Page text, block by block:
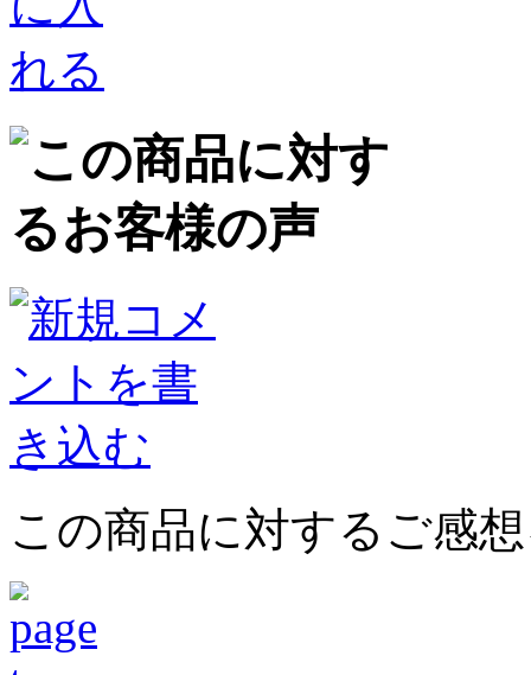
この商品に対するご感